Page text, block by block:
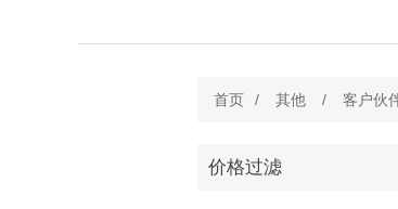
首页 / 其他 / 客户伙
价格过滤